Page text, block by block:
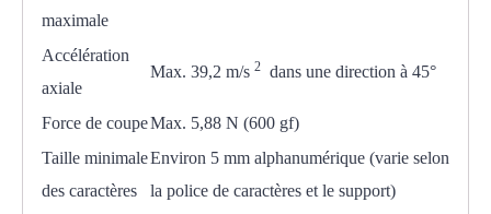
maximale
Accélération
axiale
Max. 39,2 m/s 2 dans une direction à 45°
Force de coupeMax. 5,88 N (600 gf)
Taille minimale
des caractères
Environ 5 mm alphanumérique (varie selon
la police de caractères et le support)